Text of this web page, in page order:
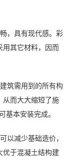
，具有现代感。彩
用其它材料，因而
筑需用到的所有构
从而大大缩短了施
基本安装完成。
以减少基础造价，
优于混凝土结构建